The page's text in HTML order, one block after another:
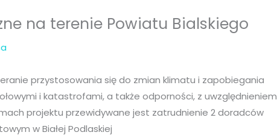
na terenie Powiatu Bialskiego
przystosowania się do zmian klimatu i zapobiegania
i katastrofami, a także odporności, z uwzględnieniem
projektu przewidywane jest zatrudnienie 2 doradców
w Białej Podlaskiej